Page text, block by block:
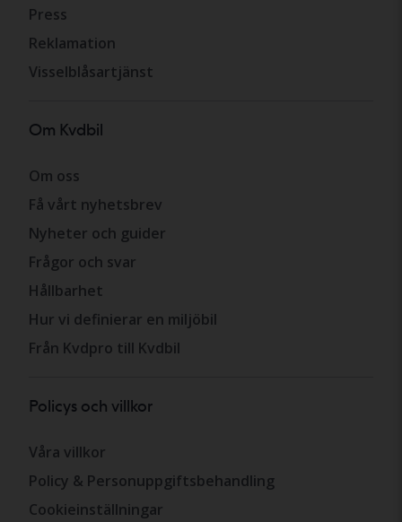
Press
Reklamation
Visselblåsartjänst
Om Kvdbil
Om oss
Få vårt nyhetsbrev
Nyheter och guider
Frågor och svar
Hållbarhet
Hur vi definierar en miljöbil
Från Kvdpro till Kvdbil
Policys och villkor
Våra villkor
Policy & Personuppgiftsbehandling
Cookieinställningar